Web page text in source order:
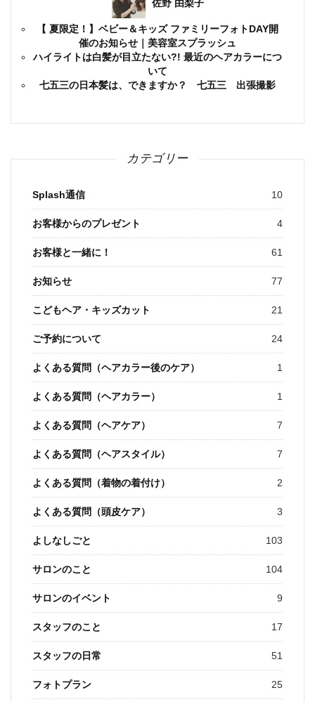
佐野 由梨子
【 夏限定！】ベビー＆キッズ ファミリーフォトDAY開
催のお知らせ｜美容室スプラッシュ
ハイライトは白髪が目立たない?! 最近のヘアカラーにつ
いて
七五三の日本髪は、できますか？ 七五三 出張撮影
カテゴリー
Splash通信 10
お客様からのプレゼント 4
お客様と一緒に！ 61
お知らせ 77
こどもヘア・キッズカット 21
ご予約について 24
よくある質問（ヘアカラー後のケア） 1
よくある質問（ヘアカラー） 1
よくある質問（ヘアケア） 7
よくある質問（ヘアスタイル） 7
よくある質問（着物の着付け） 2
よくある質問（頭皮ケア） 3
よしなしごと 103
サロンのこと 104
サロンのイベント 9
スタッフのこと 17
スタッフの日常 51
フォトプラン 25